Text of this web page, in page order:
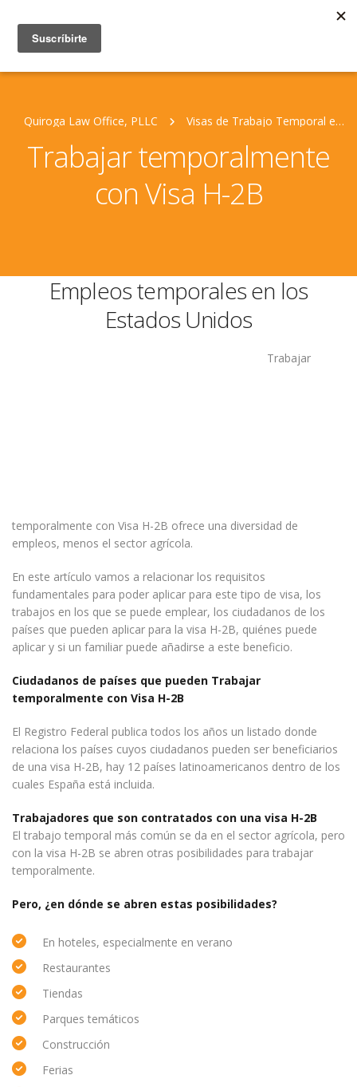
Quiroga Law Office, PLLC Visas de Trabajo Temporal en EE.UU.
Trabajar temporalmente
con Visa H-2B
Empleos temporales en los
Estados Unidos
Trabajar
temporalmente con Visa H-2B ofrece una diversidad de
empleos, menos el sector agrícola.
En este artículo vamos a relacionar los requisitos
fundamentales para poder aplicar para este tipo de visa, los
trabajos en los que se puede emplear, los ciudadanos de los
países que pueden aplicar para la visa H-2B, quiénes puede
aplicar y si un familiar puede añadirse a este beneficio.
Ciudadanos de países que pueden Trabajar
temporalmente con Visa H-2B
El Registro Federal publica todos los años un listado donde
relaciona los países cuyos ciudadanos pueden ser beneficiarios
de una visa H-2B, hay 12 países latinoamericanos dentro de los
cuales España está incluida.
Trabajadores que son contratados con una visa H-2B
El trabajo temporal más común se da en el sector agrícola, pero
con la visa H-2B se abren otras posibilidades para trabajar
temporalmente.
Pero, ¿en dónde se abren estas posibilidades?
En hoteles, especialmente en verano
Restaurantes
Tiendas
Parques temáticos
Construcción
Ferias